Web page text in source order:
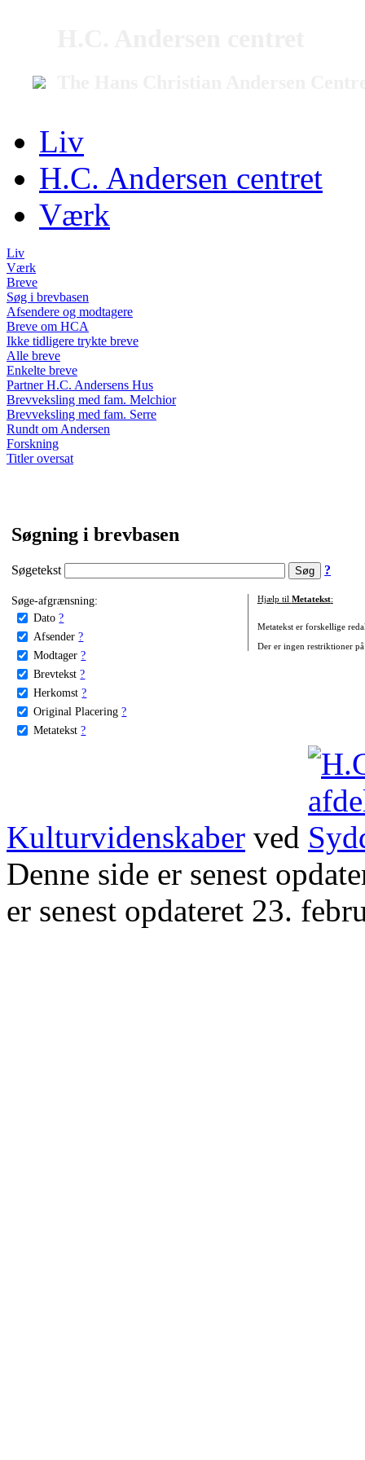
Liv
H.C. Andersen centret
Værk
Liv
Værk
Breve
Søg i brevbasen
Afsendere og modtagere
Breve om HCA
Ikke tidligere trykte breve
Alle breve
Enkelte breve
Partner H.C. Andersens Hus
Brevveksling med fam. Melchior
Brevveksling med fam. Serre
Rundt om Andersen
Forskning
Titler oversat
Søgning i brevbasen
Søgetekst ?
Søge-afgrænsning:
Dato ?
Afsender ?
Modtager ?
Brevtekst ?
Herkomst ?
Original Placering ?
Metatekst ?
Hjælp til Metatekst:
Metatekst er forskellige
Der er ingen restriktioner
Kulturvidenskaber ved
Denne side er senest
er senest opdateret 23.